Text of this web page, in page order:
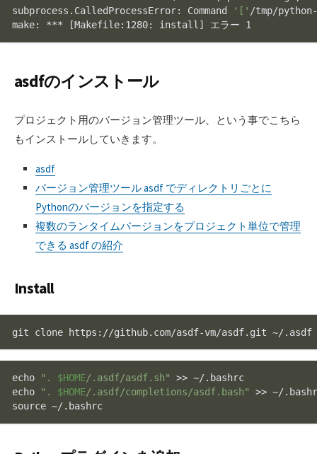
subprocess.CalledProcessError: Command
'[' /tmp/
make: *** [Makefile:1280: install] エラー 1
asdfのインストール
プロジェクト用のバージョン管理ツール、という事でこちら
もインストールしていきます。
asdf
バージョン管理ツール asdf でディレクトリごとに
Pythonのバージョンを指定する
複数のランタイムバージョンをプロジェクト単位で管理
できる asdf の紹介
Install
git clone https://github.com/asdf-vm/asdf.git ~/.asdf
echo ". $HOME/.asdf/asdf.sh"
echo
". $HOME/.asdf/completions/asdf.bash"
source ~/.bashrc